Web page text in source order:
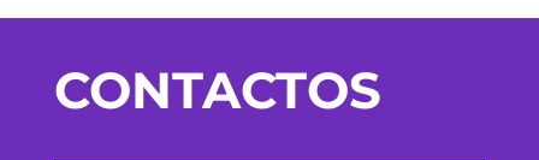
CONTACTOS